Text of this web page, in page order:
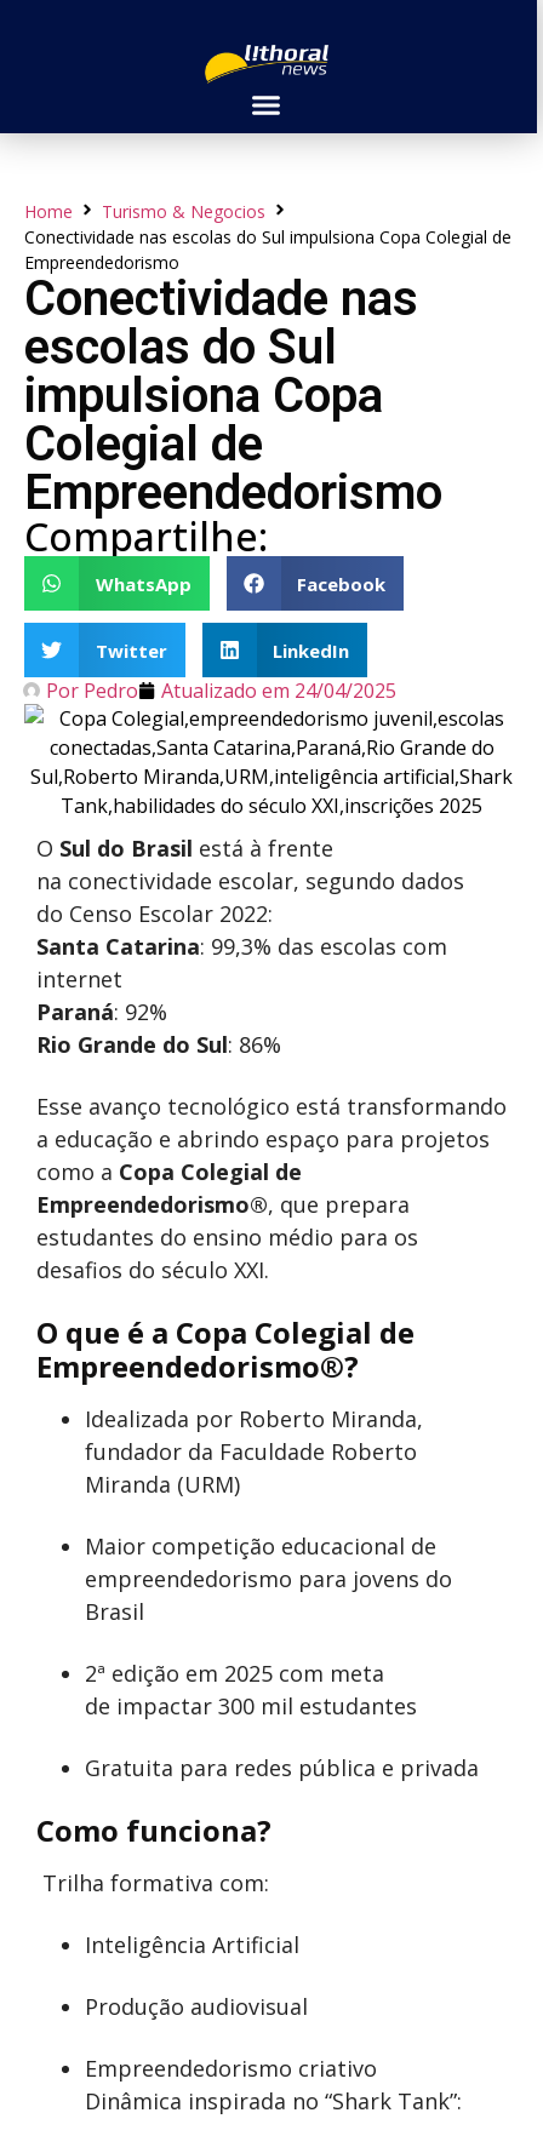
Home
Turismo & Negocios
Conectividade nas escolas do Sul impulsiona Copa Colegial de
Empreendedorismo
Conectividade nas
escolas do Sul
impulsiona Copa
Colegial de
Empreendedorismo
Compartilhe:
WhatsApp Facebook
Twitter LinkedIn
Por Pedro Atualizado em 24/04/2025
O Sul do Brasil está à frente
na conectividade escolar, segundo dados
do Censo Escolar 2022:
Santa Catarina: 99,3% das escolas com
internet
Paraná: 92%
Rio Grande do Sul: 86%
Esse avanço tecnológico está transformando
a educação e abrindo espaço para projetos
como a Copa Colegial de
Empreendedorismo®, que prepara
estudantes do ensino médio para os
desafios do século XXI.
O que é a Copa Colegial de
Empreendedorismo®?
Idealizada por Roberto Miranda,
fundador da Faculdade Roberto
Miranda (URM)
Maior competição educacional de
empreendedorismo para jovens do
Brasil
2ª edição em 2025 com meta
de impactar 300 mil estudantes
Gratuita para redes pública e privada
Como funciona?
Trilha formativa com:
Inteligência Artificial
Produção audiovisual
Empreendedorismo criativo
Dinâmica inspirada no “Shark Tank”: